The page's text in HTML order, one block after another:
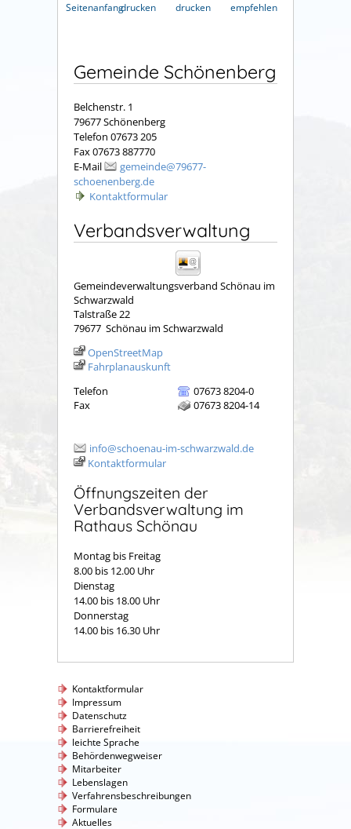
Seitenanfangdrucken
drucken
empfehlen
Gemeinde Schönenberg
Belchenstr. 1
79677 Schönenberg
Telefon 07673 205
Fax 07673 887770
E-Mail
gemeinde@79677-
schoenenberg.de
Kontaktformular
Verbandsverwaltung
Gemeindeverwaltungsverband Schönau im
Schwarzwald
Talstraße 22
79677 Schönau im Schwarzwald
OpenStreetMap
Fahrplanauskunft
Telefon
07673 8204-0
Fax
07673 8204-14
info@schoenau-im-schwarzwald.de
Kontaktformular
Öffnungszeiten der
Verbandsverwaltung im
Rathaus Schönau
Montag bis Freitag
8.00 bis 12.00 Uhr
Dienstag
14.00 bis 18.00 Uhr
Donnerstag
14.00 bis 16.30 Uhr
Kontaktformular
Impressum
Datenschutz
Barrierefreiheit
leichte Sprache
Behördenwegweiser
Mitarbeiter
Lebenslagen
Verfahrensbeschreibungen
Formulare
Aktuelles